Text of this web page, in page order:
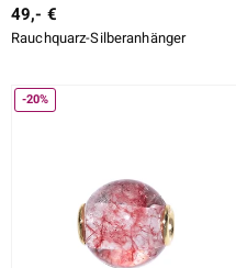
49,- €
Rauchquarz-Silberanhänger
-20%